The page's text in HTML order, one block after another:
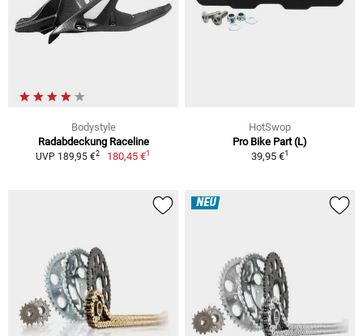
Bodystyle
Radabdeckung Raceline
UVP 189,95 €2 180,45 €1
HotSwop
Pro Bike Part (L)
39,95 €1
NEU